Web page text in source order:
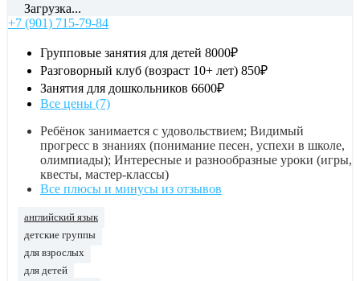
Загрузка...
+7 (901) 715-79-84
Групповые занятия для детей 8000₽
Разговорный клуб (возраст 10+ лет) 850₽
Занятия для дошкольников 6600₽
Все цены (7)
Ребёнок занимается с удовольствием; Видимый
прогресс в знаниях (понимание песен, успехи в школе,
олимпиады); Интересные и разнообразные уроки (игры,
квесты, мастер-классы)
Все плюсы и минусы из отзывов
английский язык
детские группы
для взрослых
для детей